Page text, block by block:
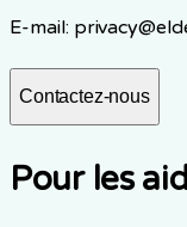
E-mail:
Contactez-nous
Pour les